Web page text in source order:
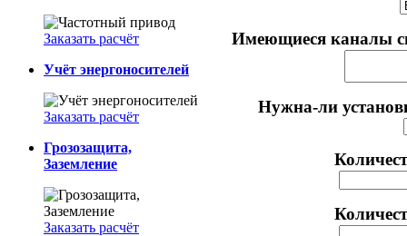
Заказать расчёт
Учёт энергоносителей
Заказать расчёт
Грозозащита,
Заземление
Заказать расчёт
Имеющиеся каналы
Нужна-ли